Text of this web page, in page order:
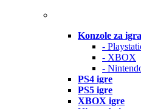
Konzole za
-
- XBOX
-
PS4 igre
PS5 igre
XBOX igre